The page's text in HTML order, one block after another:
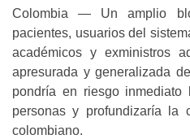
Colombia — Un amplio
pacientes, usuarios del
académicos y exministros
apresurada y generalizada
pondría en riesgo
personas y profundizaría la
colombiano.